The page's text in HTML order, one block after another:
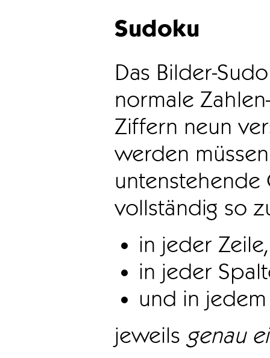
Sudoku
Das Bilder-
normale
Ziffern neun
werden
vollständig so
in jeder Zeile,
in jeder
und in
jeweils genau